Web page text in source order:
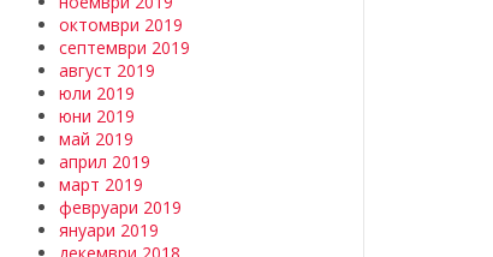
октомври 2019
септември 2019
август 2019
юли 2019
юни 2019
май 2019
април 2019
март 2019
февруари 2019
януари 2019